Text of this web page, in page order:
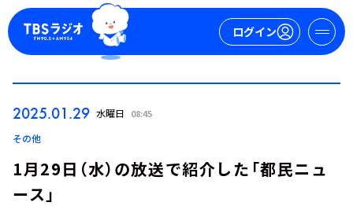
ログイン
2025.01.29 水曜日 08:45
その他
1月29日（水）の放送で紹介した「都民ニュ
ース」